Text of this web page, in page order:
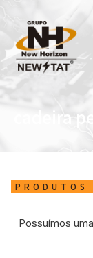
cadeira
PRODUTOS
Possuímos